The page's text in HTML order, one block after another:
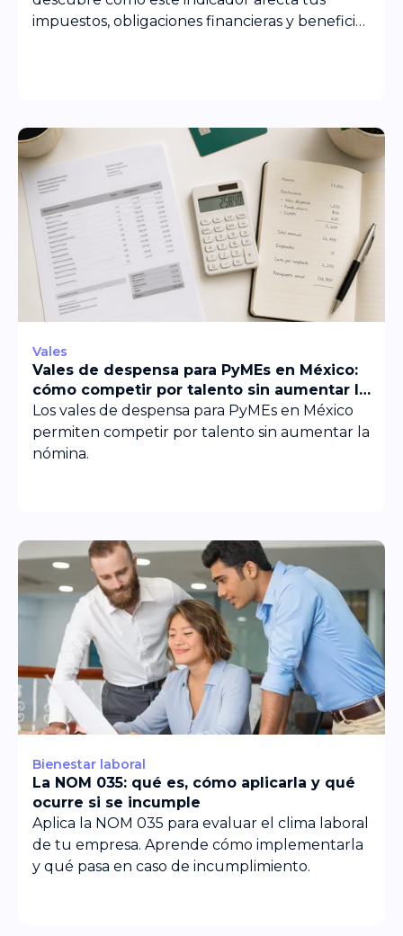
impuestos, obligaciones financieras y beneficios
Vales
Vales de despensa para PyMEs en México:
cómo competir por talento sin aumentar la
nómina
Los vales de despensa para PyMEs en México
permiten competir por talento sin aumentar la
nómina.
Bienestar laboral
La NOM 035: qué es, cómo aplicarla y qué
ocurre si se incumple
Aplica la NOM 035 para evaluar el clima laboral
de tu empresa. Aprende cómo implementarla
y qué pasa en caso de incumplimiento.